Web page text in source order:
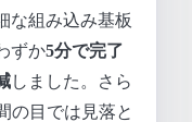
な組み込み基板
ずか5分で完了
しました。さら
の目では見落と